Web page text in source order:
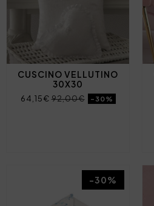
CUSCINO VELLUTINO
30X30
64,15€92,00€ -30%
-30%